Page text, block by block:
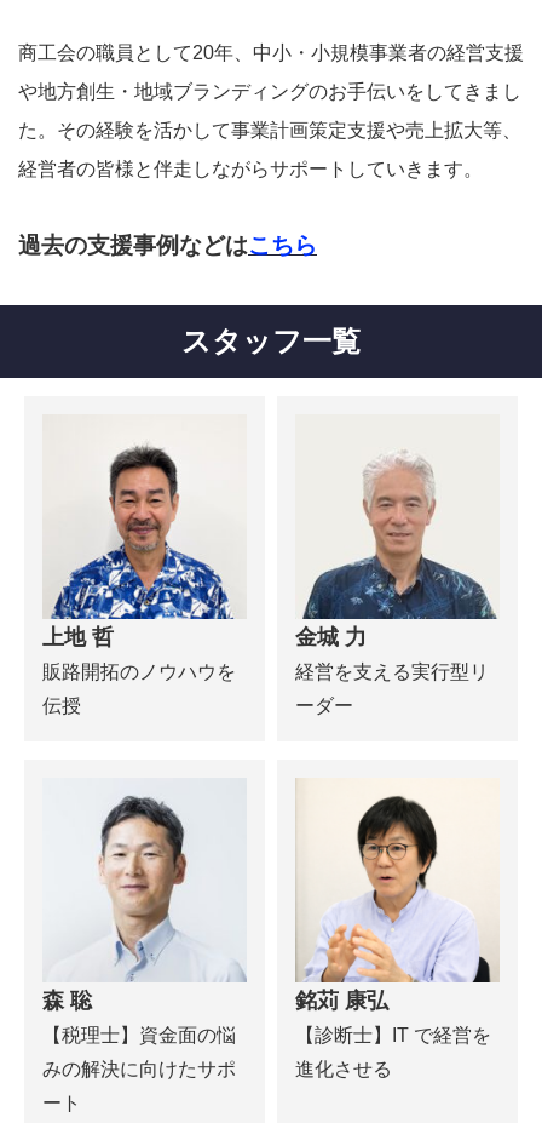
商工会の職員として20年、中小・小規模事業者の経営支援
や地方創生・地域ブランディングのお手伝いをしてきまし
た。その経験を活かして事業計画策定支援や売上拡大等、
経営者の皆様と伴走しながらサポートしていきます。
過去の支援事例などはこちら
スタッフ一覧
上地 哲
販路開拓のノウハウを
伝授
金城 力
経営を支える実行型リ
ーダー
森 聡
【税理士】資金面の悩
みの解決に向けたサポ
ート
銘苅 康弘
【診断士】IT で経営を
進化させる